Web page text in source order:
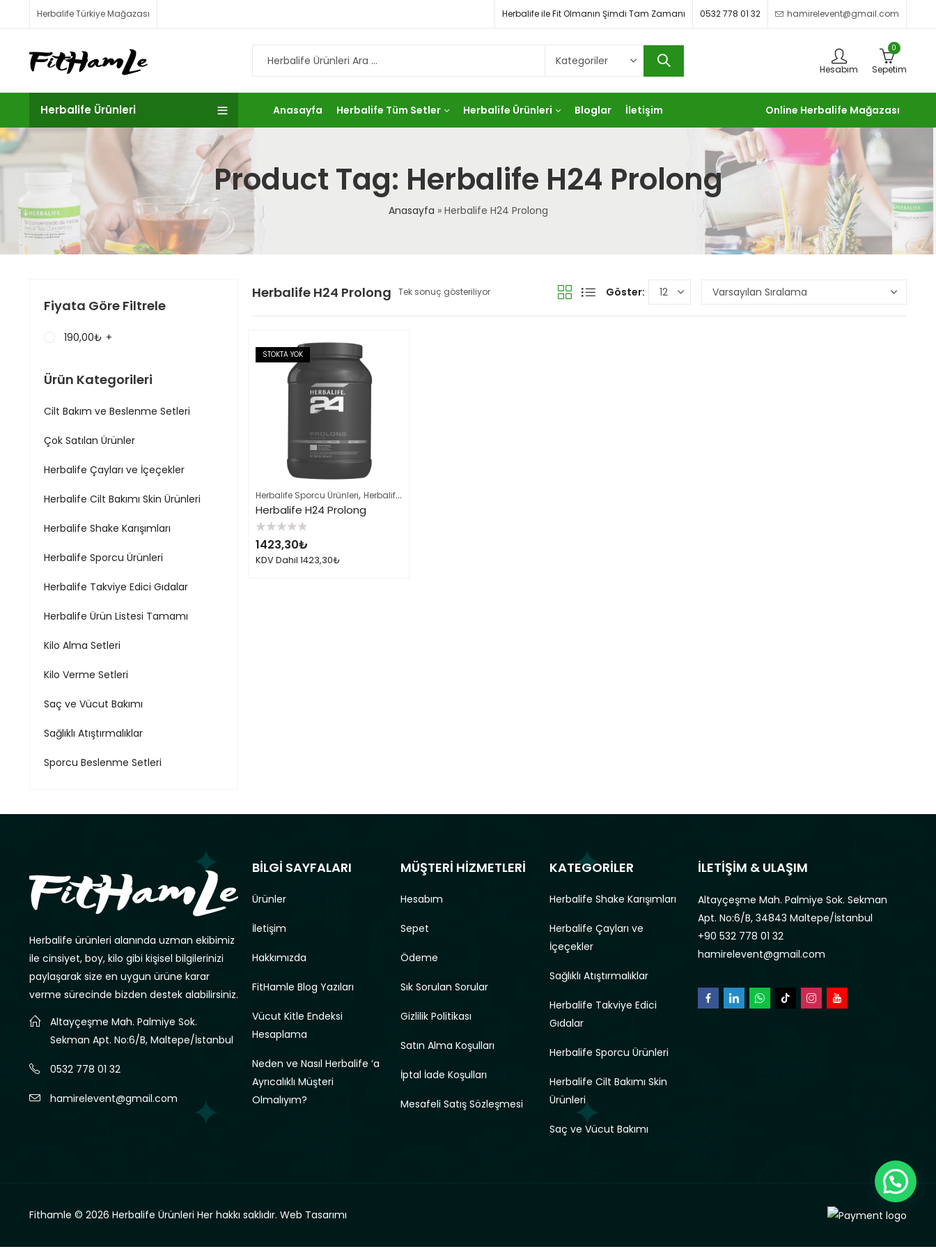
Herbalife Türkiye Mağazası Herbalife ile Fit Olmanın Şimdi Tam Zamanı 0532 778 01 32 hamirelevent@gmail.com
Hesabım
0
Sepetim
Herbalife Ürünleri Anasayfa Herbalife Tüm Setler Herbalife Ürünleri Bloglar İletişim Online Herbalife Mağazası
Product Tag: Herbalife H24 Prolong
Anasayfa » Herbalife H24 Prolong
Herbalife H24 Prolong Tek sonuç gösteriliyor Göster:
STOKTA YOK
Herbalife Sporcu Ürünleri, Herbalife Ürün Listesi Tamamı
Herbalife H24 Prolong
5
üzerinden
0
oy
1423,30₺
KDV Dahil 1423,30₺
Fiyata Göre Filtrele
190,00₺ +
Ürün Kategorileri
Cilt Bakım ve Beslenme Setleri
Çok Satılan Ürünler
Herbalife Çayları ve İçeçekler
Herbalife Cilt Bakımı Skin Ürünleri
Herbalife Shake Karışımları
Herbalife Sporcu Ürünleri
Herbalife Takviye Edici Gıdalar
Herbalife Ürün Listesi Tamamı
Kilo Alma Setleri
Kilo Verme Setleri
Saç ve Vücut Bakımı
Sağlıklı Atıştırmalıklar
Sporcu Beslenme Setleri
Herbalife ürünleri alanında uzman ekibimiz
ile cinsiyet, boy, kilo gibi kişisel bilgilerinizi
paylaşarak size en uygun ürüne karar
verme sürecinde bizden destek alabilirsiniz.
Altayçeşme Mah. Palmiye Sok.
Sekman Apt. No:6/B, Maltepe/İstanbul
0532 778 01 32
hamirelevent@gmail.com
BİLGİ SAYFALARI
Ürünler
İletişim
Hakkımızda
FitHamle Blog Yazıları
Vücut Kitle Endeksi
Hesaplama
Neden ve Nasıl Herbalife ‘a
Ayrıcalıklı Müşteri
Olmalıyım?
MÜŞTERİ HİZMETLERİ
Hesabım
Sepet
Ödeme
Sık Sorulan Sorular
Gizlilik Politikası
Satın Alma Koşulları
İptal İade Koşulları
Mesafeli Satış Sözleşmesi
KATEGORİLER
Herbalife Shake Karışımları
Herbalife Çayları ve
İçeçekler
Sağlıklı Atıştırmalıklar
Herbalife Takviye Edici
Gıdalar
Herbalife Sporcu Ürünleri
Herbalife Cilt Bakımı Skin
Ürünleri
Saç ve Vücut Bakımı
İLETİŞİM & ULAŞIM
Altayçeşme Mah. Palmiye Sok. Sekman
Apt. No:6/B, 34843 Maltepe/İstanbul
+90 532 778 01 32
hamirelevent@gmail.com
Fithamle © 2026 Herbalife Ürünleri Her hakkı saklıdır. Web Tasarımı